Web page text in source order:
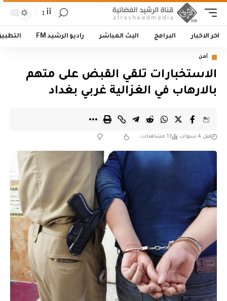
أأ
اخر الاخبار البرامج البث المباشر راديو الرشيد FM
أمن
الاستخبارات تلقي القبض على متهم
بالارهاب في الغزالية غربي بغداد
قبل 4 سنوات 13 مشاهدات